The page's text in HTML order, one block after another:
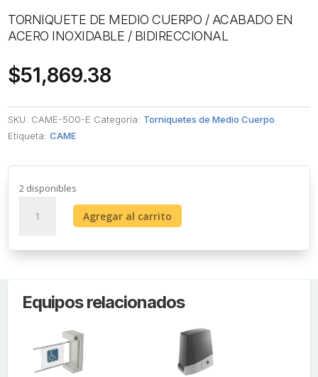
TORNIQUETE DE MEDIO CUERPO / ACABADO EN
ACERO INOXIDABLE / BIDIRECCIONAL
$51,869.38
SKU: CAME-500-E Categoría: Torniquetes de Medio Cuerpo
Etiqueta:CAME
2 disponibles
TORNIQUETE
CUERPO
EN
INOXIDABLE
BIDIRECCIONAL
Agregar al carrito
Equipos relacionados